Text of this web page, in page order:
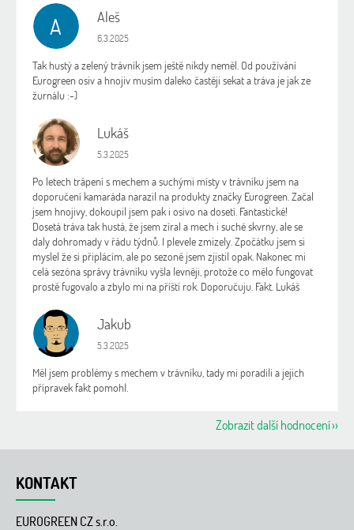
A Aleš
Hodnocení obchodu je 5 z 5 hvězdiček.
6.3.2025
Tak hustý a zelený trávník jsem ještě nikdy neměl. Od používání
Eurogreen osiv a hnojiv musím daleko častěji sekat a tráva je jak ze
žurnálu :-)
L Lukáš
Hodnocení obchodu je 5 z 5 hvězdiček.
5.3.2025
Po letech trápení s mechem a suchými místy v trávníku jsem na
doporučení kamaráda narazil na produkty značky Eurogreen. Začal
jsem hnojivy, dokoupil jsem pak i osivo na dosetí. Fantastické!
Dosetá tráva tak hustá, že jsem zíral a mech i suché skvrny, ale se
daly dohromady v řádu týdnů. I plevele zmizely. Zpočátku jsem si
myslel že si připlácím, ale po sezoně jsem zjistil opak. Nakonec mi
celá sezóna správy trávníku vyšla levněji, protože co mělo fungovat
prostě fugovalo a zbylo mi na příští rok. Doporučuju. Fakt. Lukáš
J Jakub
Hodnocení obchodu je 5 z 5 hvězdiček.
5.3.2025
Měl jsem problémy s mechem v trávníku, tady mi poradili a jejich
přípravek fakt pomohl.
Zobrazit další hodnocení
KONTAKT
EUROGREEN CZ s.r.o.